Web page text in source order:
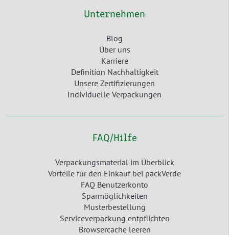
Unternehmen
Blog
Über uns
Karriere
Definition Nachhaltigkeit
Unsere Zertifizierungen
Individuelle Verpackungen
FAQ/Hilfe
Verpackungsmaterial im Überblick
Vorteile für den Einkauf bei packVerde
FAQ Benutzerkonto
Sparmöglichkeiten
Musterbestellung
Serviceverpackung entpflichten
Browsercache leeren